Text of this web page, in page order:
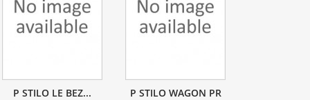
P STILO LE BEZ...
P STILO WAGON PR